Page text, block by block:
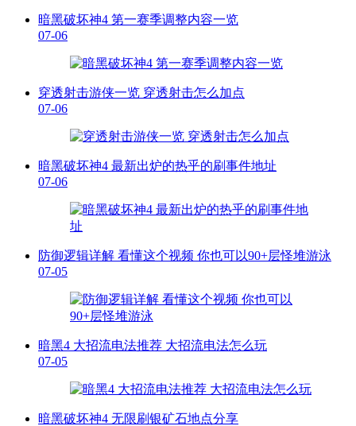
暗黑破坏神4 第一赛季调整内容一览
07-06
穿透射击游侠一览 穿透射击怎么加点
07-06
暗黑破坏神4 最新出炉的热乎的刷事件地址
07-06
防御逻辑详解 看懂这个视频 你也可以90+层怪堆游泳
07-05
暗黑4 大招流电法推荐 大招流电法怎么玩
07-05
暗黑破坏神4 无限刷银矿石地点分享